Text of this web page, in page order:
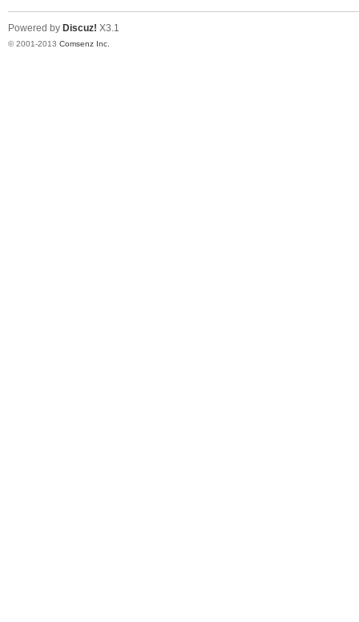
Powered by Discuz! X3.1
© 2001-2013 Comsenz Inc.